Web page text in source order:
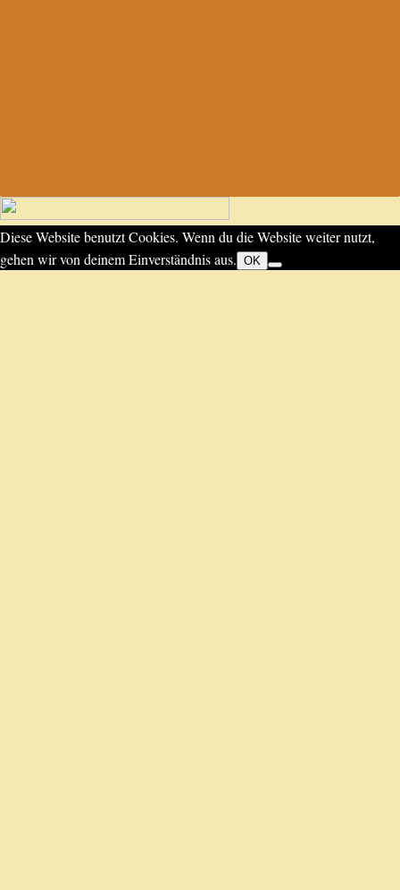
Diese Website benutzt Cookies. Wenn du die Website weiter nutzt,
gehen wir von deinem Einverständnis aus. OK